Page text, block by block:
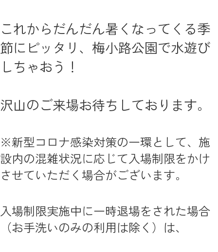
これからだんだん暑くなってくる季
節にピッタリ、梅小路公園で水遊び
しちゃおう！
沢山のご来場お待ちしております。
※新型コロナ感染対策の一環として、施
設内の混雑状況に応じて入場制限をかけ
させていただく場合がございます。
入場制限実施中に一時退場をされた場合
（お手洗いのみの利用は除く）は、